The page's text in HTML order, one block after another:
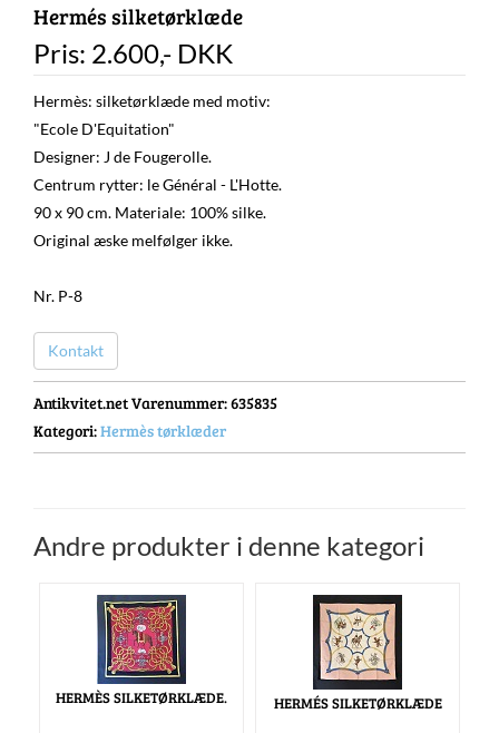
Hermés silketørklæde
Pris: 2.600,- DKK
Hermès: silketørklæde med motiv:
"Ecole D'Equitation"
Designer: J de Fougerolle.
Centrum rytter: le Général - L'Hotte.
90 x 90 cm. Materiale: 100% silke.
Original æske melfølger ikke.
Nr. P-8
Kontakt
Antikvitet.net Varenummer: 635835
Kategori:Hermès tørklæder
Andre produkter i denne kategori
HERMÈS SILKETØRKLÆDE. HERMÉS SILKETØRKLÆDE